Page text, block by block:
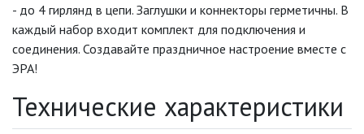
ЛАМПЫ ДЛЯ БЕЛТ-ЛАЙТ
ПРОВОД И АКСЕССУАРЫ ДЛЯ
- до 4 гирлянд в цепи. Заглушки и коннекторы герметичны. В
каждый набор входит комплект для подключения и
соединения. Создавайте праздничное настроение вместе с
ЭРА!
Технические характеристики